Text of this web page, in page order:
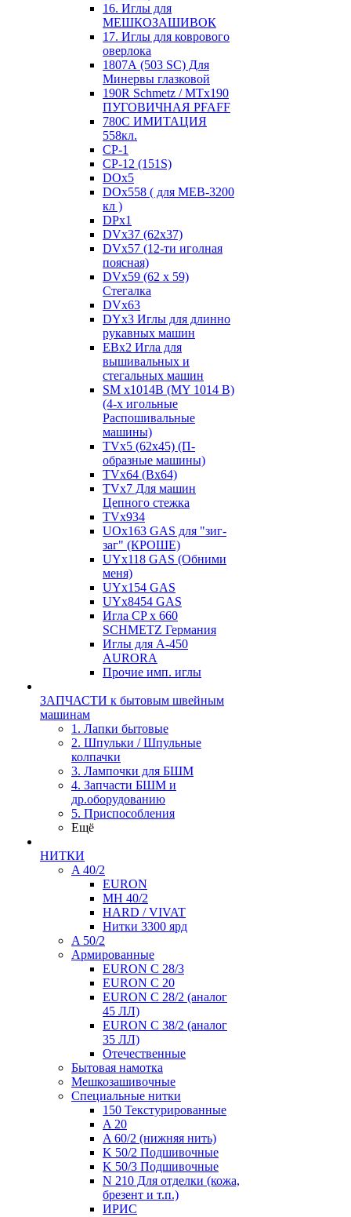
16. Иглы для
МЕШКОЗАШИВОК
17. Иглы для коврового
оверлока
1807А (503 SC) Для
Минервы глазковой
190R Schmetz / MTx190
ПУГОВИЧНАЯ PFAFF
780С ИМИТАЦИЯ
558кл.
CP-1
CP-12 (151S)
DOx5
DOx558 ( для MEB-3200
кл )
DPx1
DVx37 (62x37)
DVx57 (12-ти иголная
поясная)
DVx59 (62 x 59)
Стегалка
DVx63
DYx3 Иглы для длинно
рукавных машин
EBx2 Игла для
вышивальных и
стегальных машин
SM x1014B (MY 1014 B)
(4-х игольные
Распошивальные
машины)
TVх5 (62х45) (П-
образные машины)
TVх64 (Вх64)
TVх7 Для машин
Цепного стежка
TVх934
UOx163 GAS для "зиг-
заг" (КРОШЕ)
UYx118 GAS (Обними
меня)
UYx154 GAS
UYx8454 GAS
Игла CP х 660
SCHMETZ Германия
Иглы для А-450
AURORA
Прочие имп. иглы
ЗАПЧАСТИ к бытовым швейным
машинам
1. Лапки бытовые
2. Шпульки / Шпульные
колпачки
3. Лампочки для БШМ
4. Запчасти БШМ и
др.оборудованию
5. Приспособления
Ещё
НИТКИ
A 40/2
EURON
MH 40/2
HARD / VIVAT
Нитки 3300 ярд
A 50/2
Армированные
EURON C 28/3
EURON C 20
EURON C 28/2 (аналог
45 ЛЛ)
EURON C 38/2 (аналог
35 ЛЛ)
Отечественные
Бытовая намотка
Мешкозашивочные
Специальные нитки
150 Текстурированные
A 20
A 60/2 (нижняя нить)
K 50/2 Подшивочные
K 50/3 Подшивочные
N 210 Для отделки (кожа,
брезент и т.п.)
ИРИС